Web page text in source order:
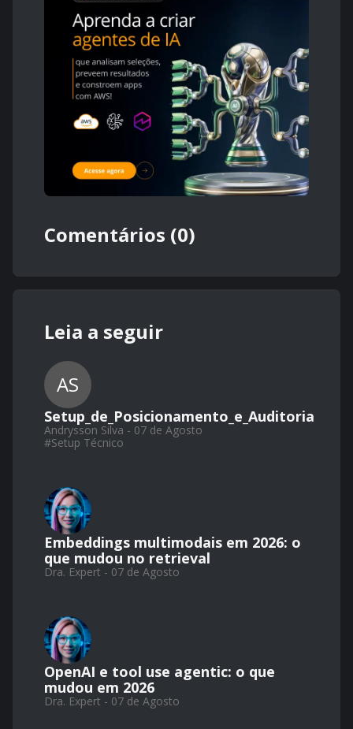
Comentários (0)
Leia a seguir
AS
Setup_de_Posicionamento_e_Auditoria
Andrysson Silva - 07 de Agosto
#Setup Técnico
Embeddings multimodais em 2026: o
que mudou no retrieval
Dra. Expert - 07 de Agosto
OpenAI e tool use agentic: o que
mudou em 2026
Dra. Expert - 07 de Agosto